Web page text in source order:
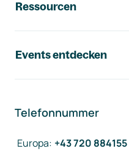
Ressourcen
Events entdecken
Telefonnummer
Europa: +43 720 884155